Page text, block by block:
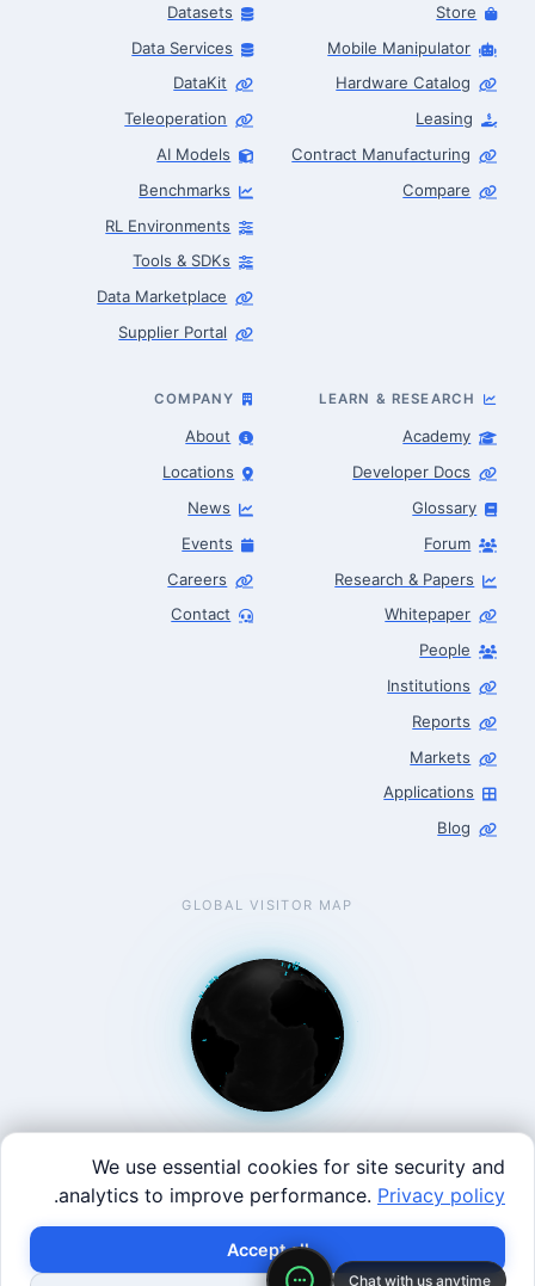
Store
Mobile Manipulator
Hardware Catalog
Leasing
Contract Manufacturing
Compare
Datasets
Data Services
DataKit
Teleoperation
AI Models
Benchmarks
RL Environments
Tools & SDKs
Data Marketplace
Supplier Portal
LEARN & RESEARCH
Academy
Developer Docs
Glossary
Forum
Research & Papers
Whitepaper
People
Institutions
Reports
Markets
Applications
Blog
COMPANY
About
Locations
News
Events
Careers
Contact
GLOBAL VISITOR MAP
West Coast: 90 Welsh St, San Francisco, CA 94107 · East
Coast: 125 Western Ave, Allston, MA 02134 ·
contact@roboticscenter.ai · Refund policy· Privacy
×
Build with SVRC hardware and data.
We use essential cookies for site security and
analytics to improve performance. Privacy policy
.
Accept all
Chat with us anytime
Robotics Advisor